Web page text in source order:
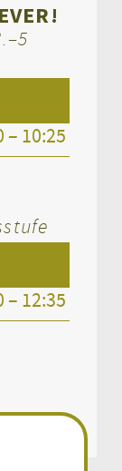
– 10:25
– 12:35